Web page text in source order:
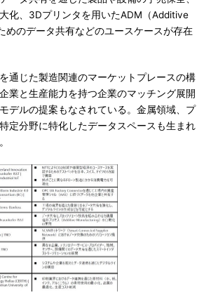
化、3Dプリンタを用いたADM（Additive
めのデータ共有などのユースケースが存在
通じた製造関連のマーケットプレースの構
業と生産能力を持つ企業のマッチング展開
デルの提案もなされている。金属領域、プ
定分野に特化したデータスペースも生まれ